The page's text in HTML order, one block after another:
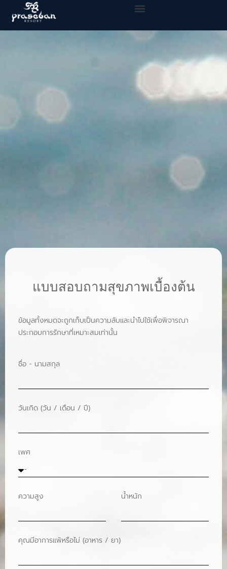
แบบสอบถามสุขภาพเบื้องต้น
ข้อมูลทั้งหมดจะถูกเก็บเป็นความลับและนำไปใช้เพื่อพิจารณา
ประกอบการรักษาที่เหมาะสมเท่านั้น
ชื่อ - นามสกุล
วันเกิด (วัน / เดือน / ปี)
เพศ
ความสูง น้ำหนัก
คุณมีอาการแพ้หรือไม่ (อาหาร / ยา)